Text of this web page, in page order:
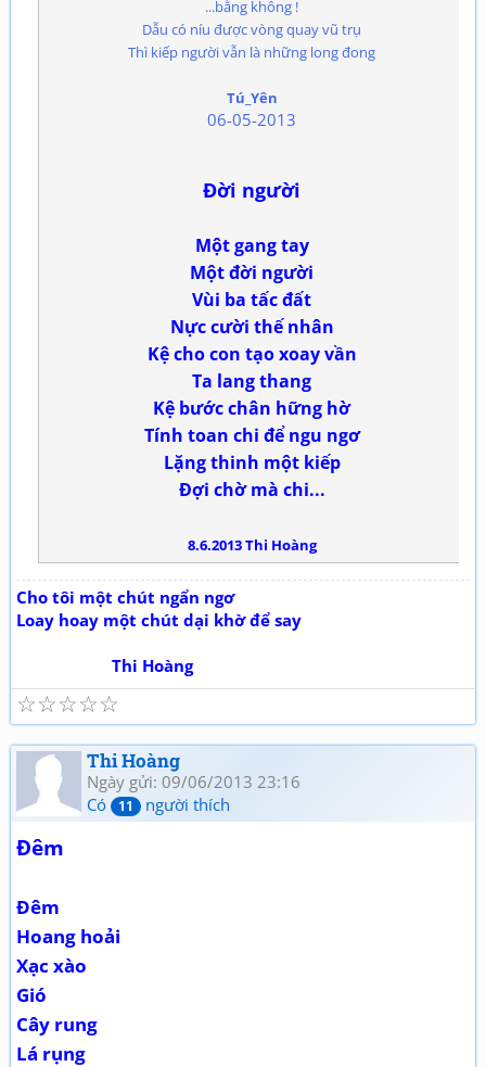
...bằng không !
Dẫu có níu được vòng quay vũ trụ
Thì kiếp người vẫn là những long đong
Tú_Yên
06-05-2013
Đời người
Một gang tay
Một đời người
Vùi ba tấc đất
Nực cười thế nhân
Kệ cho con tạo xoay vần
Ta lang thang
Kệ bước chân hững hờ
Tính toan chi để ngu ngơ
Lặng thinh một kiếp
Đợi chờ mà chi...
8.6.2013 Thi Hoàng
Cho tôi một chút ngẩn ngơ
Loay hoay một chút dại khờ để say
Thi Hoàng
☆
☆
☆
☆
☆
Thi Hoàng
Ngày gửi: 09/06/2013 23:16
Có
11 người thích
Đêm
Đêm
Hoang hoải
Xạc xào
Gió
Cây rung
Lá rụng